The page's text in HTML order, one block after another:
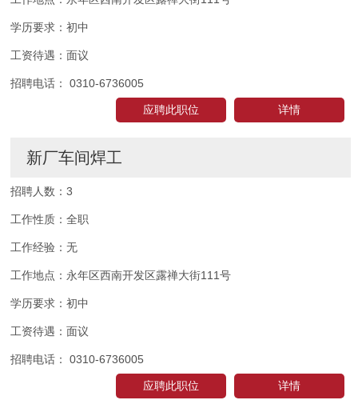
学历要求：初中
工资待遇：面议
招聘电话： 0310-6736005
详情
应聘此职位
新厂车间焊工
招聘人数：3
工作性质：全职
工作经验：无
工作地点： 永年区西南开发区露禅大街111号
学历要求：初中
工资待遇：面议
招聘电话： 0310-6736005
详情
应聘此职位